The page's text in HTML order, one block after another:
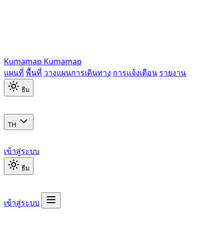
Kumamap Kumamap
แผนที่ พื้นที่ วางแผนการเดินทาง การแจ้งเตือน รายงาน
ธีม
TH
เข้าสู่ระบบ
ธีม
เข้าสู่ระบบ